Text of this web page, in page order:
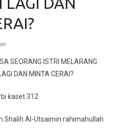
SEORANG ISTRI MELARANG
DAN MINTA CERAI?
kaset 312
Shalih Al-Utsaimin rahimahullah